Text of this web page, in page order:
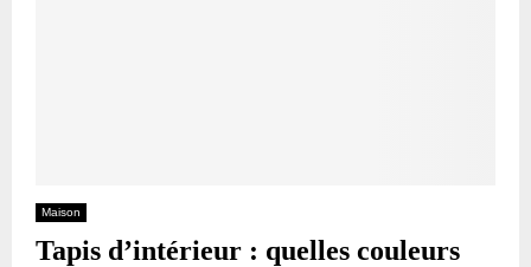
Maison
Tapis d’intérieur : quelles couleurs